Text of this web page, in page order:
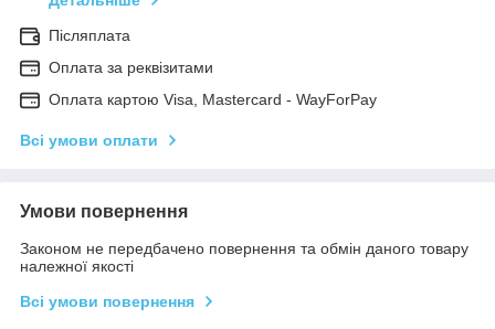
Післяплата
Оплата за реквізитами
Оплата картою Visa, Mastercard - WayForPay
Всі умови оплати
Умови повернення
Законом не передбачено повернення та обмін даного товару
належної якості
Всі умови повернення